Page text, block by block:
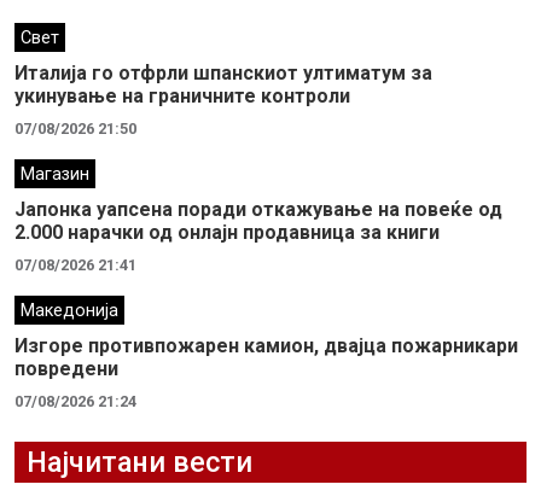
Свет
Италија го отфрли шпанскиот ултиматум за
укинување на граничните контроли
07/08/2026 21:50
Магазин
Јапонка уапсена поради откажување на повеќе од
2.000 нарачки од онлајн продавница за книги
07/08/2026 21:41
Македонија
Изгоре противпожарен камион, двајца пожарникари
повредени
07/08/2026 21:24
Најчитани вести